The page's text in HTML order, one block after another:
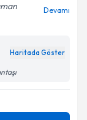
Devamı
Haritada Göster